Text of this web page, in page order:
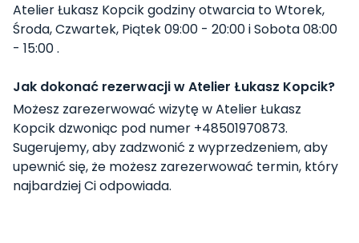
Atelier Łukasz Kopcik godziny otwarcia to Wtorek,
Środa, Czwartek, Piątek 09:00 - 20:00 i Sobota 08:00
- 15:00 .
Jak dokonać rezerwacji w Atelier Łukasz Kopcik?
Możesz zarezerwować wizytę w Atelier Łukasz
Kopcik dzwoniąc pod numer +48501970873.
Sugerujemy, aby zadzwonić z wyprzedzeniem, aby
upewnić się, że możesz zarezerwować termin, który
najbardziej Ci odpowiada.